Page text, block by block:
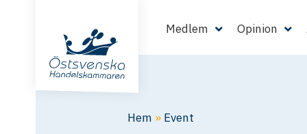
Medlem Opinion
Hem » Event